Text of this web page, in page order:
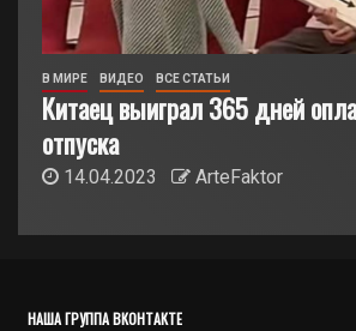
В МИРЕ ВИДЕО ВСЕ СТАТЬИ
Китаец выиграл 365 дней
отпуска
14.04.2023 ArteFaktor
НАША ГРУППА ВКОНТАКТЕ